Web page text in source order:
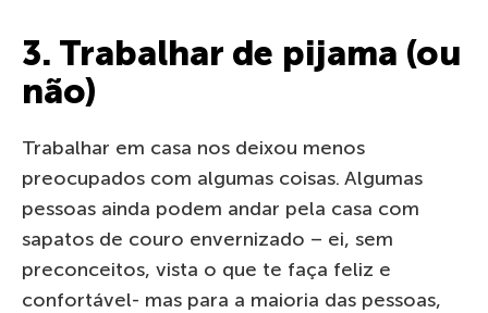
3. Trabalhar de pijama (ou
não)
Trabalhar em casa nos deixou menos
preocupados com algumas coisas. Algumas
pessoas ainda podem andar pela casa com
sapatos de couro envernizado – ei, sem
preconceitos, vista o que te faça feliz e
confortável- mas para a maioria das pessoas,